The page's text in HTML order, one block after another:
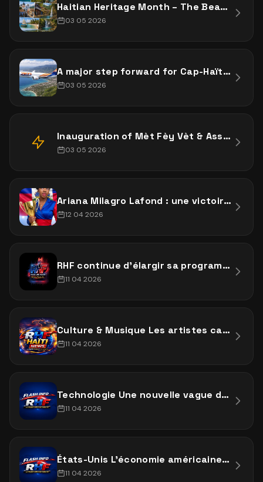
Haitian Heritage Month – The Beauty, The Culture, The Power of a People
03 05 2026
A major step forward for Cap-Haïtien and Haiti!
03 05 2026
Inauguration of Mèt Fèy Vèt & Associates Plant – Limonade
03 05 2026
Ariana Milagro Lafond : une victoire qui résonne bien au-delà de la scène
12 04 2026
RHF continue d’élargir sa programmation avec de nouveaux shows et contenus exclusifs
11 04 2026
Culture & Musique Les artistes caribéens dominent les plateformes cette semaine,
11 04 2026
Technologie Une nouvelle vague d’innovations en intelligence artificielle continue de transformer
11 04 2026
États-Unis L’économie américaine montre des signes mixtes cette semaine, avec une légère hausse de
11 04 2026